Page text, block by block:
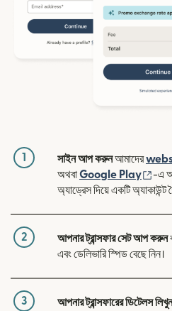
1 সাইন আপ করুনআমাদের
অথবাGoogle Play
-এ
অ্যাড্রেস দিয়ে একটি অ্যাকাউন্ট
2 আপনার ট্রান্সফার সেট আপ করুন
এবং ডেলিভারি স্পিড বেছে নিন।
3 আপনার ট্রান্সফারের ডিটেলস